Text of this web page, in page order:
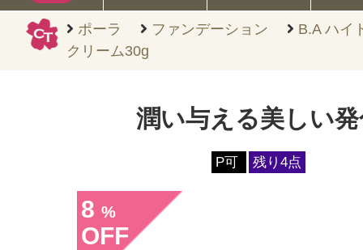
ポーラ ファンデーション
B.A ハイ
クリーム30g
潤い与える美しい
P可 残り4点
8 %
OFF